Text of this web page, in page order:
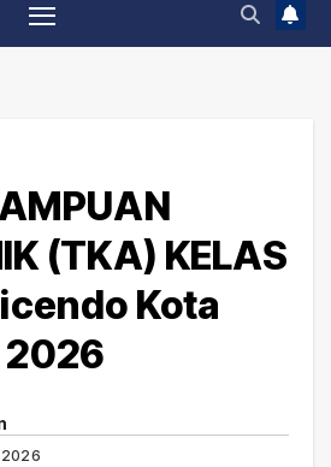
(TKA) KELAS
Kota
2026
2026